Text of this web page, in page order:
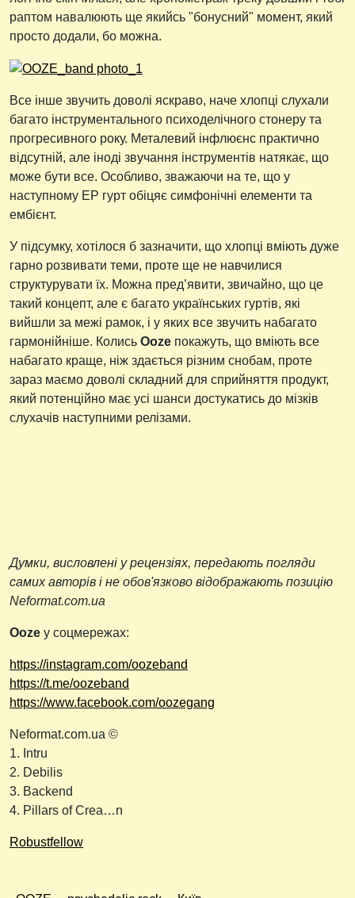
раптом навалюють ще якийсь "бонусний" момент, який
просто додали, бо можна.
Все інше звучить доволі яскраво, наче хлопці слухали
багато інструментального психоделічного стонеру та
прогресивного року. Металевий інфлюєнс практично
відсутній, але іноді звучання інструментів натякає, що
може бути все. Особливо, зважаючи на те, що у
наступному ЕР гурт обіцяє симфонічні елементи та
ембієнт.
У підсумку, хотілося б зазначити, що хлопці вміють дуже
гарно розвивати теми, проте ще не навчилися
структурувати їх. Можна пред’явити, звичайно, що це
такий концепт, але є багато українських гуртів, які
вийшли за межі рамок, і у яких все звучить набагато
гармонійніше. Колись Ooze покажуть, що вміють все
набагато краще, ніж здається різним снобам, проте
зараз маємо доволі складний для сприйняття продукт,
який потенційно має усі шанси достукатись до мізків
слухачів наступними релізами.
Думки, висловлені у рецензіях, передають погляди
самих авторів і не обов'язково відображають позицію
Neformat.com.ua
Ooze у соцмережах:
https://instagram.com/oozeband
https://t.me/oozeband
https://www.facebook.com/oozegang
Neformat.com.ua ©
1. Intru
2. Debilis
3. Backend
4. Pillars of Crea…n
Robustfellow